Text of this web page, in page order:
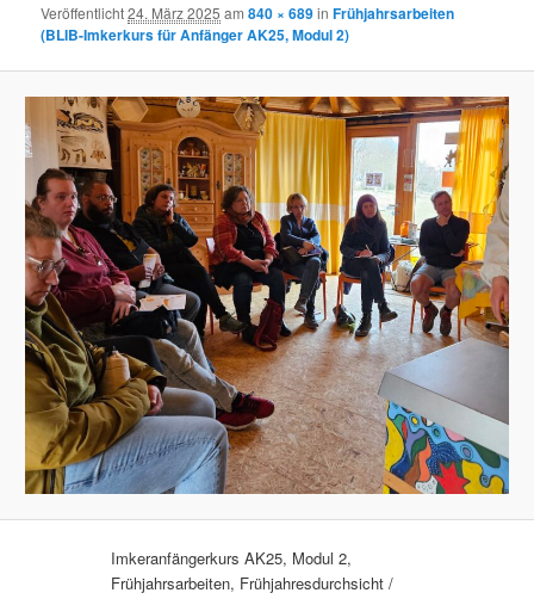
Veröffentlicht24. März 2025 am840 × 689inFrühjahrsarbeiten
(BLIB-Imkerkurs für Anfänger AK25, Modul 2)
Imkeranfängerkurs AK25, Modul 2,
Frühjahrsarbeiten, Frühjahresdurchsicht /